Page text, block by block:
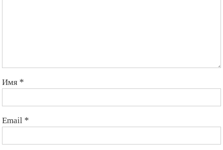
Имя *
Email *